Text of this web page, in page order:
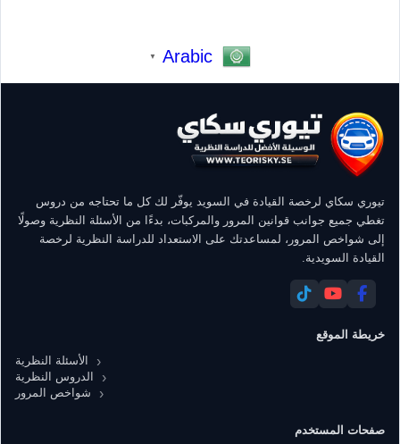
Arabic
▼
تيوري سكاي لرخصة القيادة في السويد يوفّر لك كل ما تحتاجه من دروس
تغطي جميع جوانب قوانين المرور والمركبات، بدءًا من الأسئلة النظرية وصولًا
إلى شواخص المرور، لمساعدتك على الاستعداد للدراسة النظرية لرخصة
القيادة السويدية.
خريطة الموقع
الأسئلة النظرية
الدروس النظرية
شواخص المرور
صفحات المستخدم